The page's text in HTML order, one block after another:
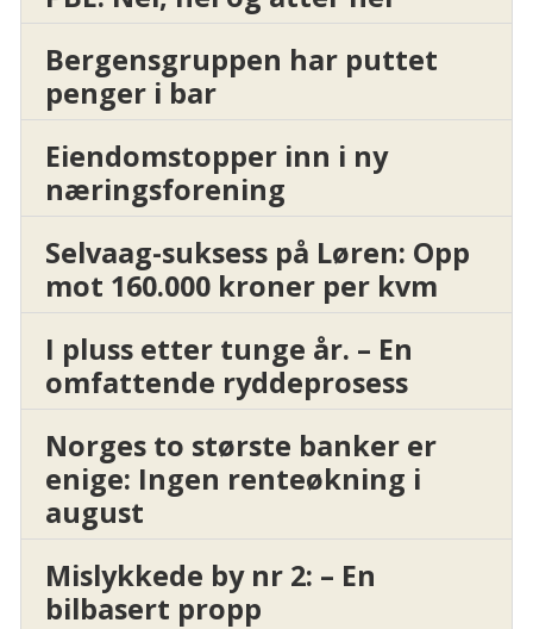
Bergensgruppen har puttet
penger i bar
Eiendomstopper inn i ny
næringsforening
Selvaag-suksess på Løren: Opp
mot 160.000 kroner per kvm
I pluss etter tunge år. – En
omfattende ryddeprosess
Norges to største banker er
enige: Ingen renteøkning i
august
Mislykkede by nr 2: – En
bilbasert propp